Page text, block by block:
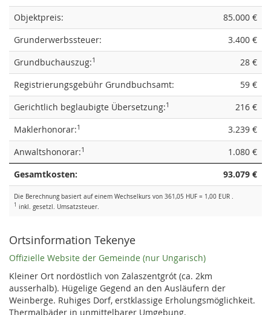
Objektpreis:
85.000 €
Grunderwerbssteuer:
3.400 €
Grundbuchauszug:1
28 €
Registrierungsgebühr Grundbuchsamt:
59 €
Gerichtlich beglaubigte Übersetzung:1
216 €
Maklerhonorar:1
3.239 €
Anwaltshonorar:1
1.080 €
Gesamtkosten:
93.079 €
Die Berechnung basiert auf einem Wechselkurs von 361,05 HUF = 1,00 EUR .
1 inkl. gesetzl. Umsatzsteuer.
Ortsinformation Tekenye
Offizielle Website der Gemeinde (nur Ungarisch)
Kleiner Ort nordöstlich von Zalaszentgrót (ca. 2km
ausserhalb). Hügelige Gegend an den Ausläufern der
Weinberge. Ruhiges Dorf, erstklassige Erholungsmöglichkeit.
Thermalbäder in unmittelbarer Umgebung.